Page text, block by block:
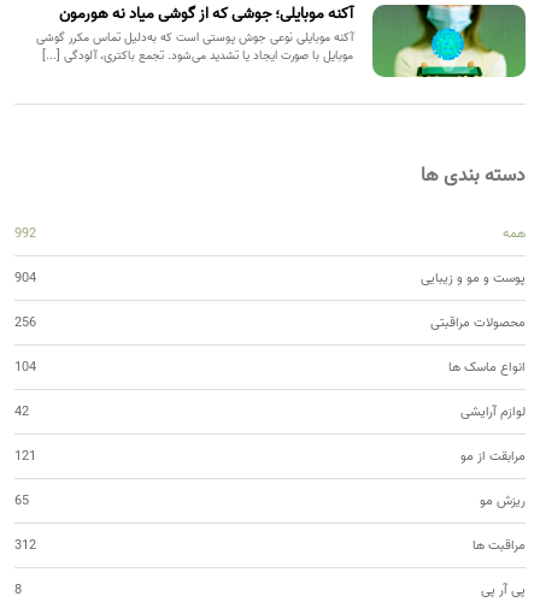
آکنه موبایلی؛ جوشی که از گوشی میاد نه هورمون
آکنه موبایلی نوعی جوش پوستی است که به‌دلیل تماس مکرر گوشی
موبایل با صورت ایجاد یا تشدید می‌شود. تجمع باکتری، آلودگی [...]
دسته بندی ها
همه 992
پوست و مو و زیبایی 904
محصولات مراقبتی 256
انواع ماسک ها 104
لوازم آرایشی 42
مرابقت از مو 121
ریزش مو 65
مراقبت ها 312
پی آر پی 8